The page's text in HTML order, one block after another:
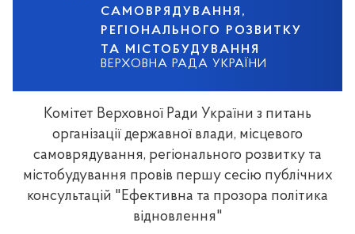
САМОВРЯДУВАННЯ,
РЕГІОНАЛЬНОГО РОЗВИТКУ
ТА МІСТОБУДУВАННЯ
ВЕРХОВНА РАДА УКРАЇНИ
Комітет Верховної Ради України з питань
організації державної влади, місцевого
самоврядування, регіонального розвитку та
містобудування провів першу сесію публічних
консультацій "Ефективна та прозора політика
відновлення"